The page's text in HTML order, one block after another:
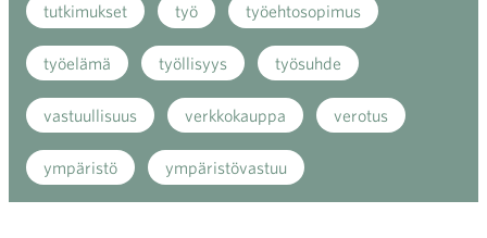
tutkimukset työ työehtosopimus
työelämä työllisyys työsuhde
vastuullisuus verkkokauppa verotus
ympäristö ympäristövastuu